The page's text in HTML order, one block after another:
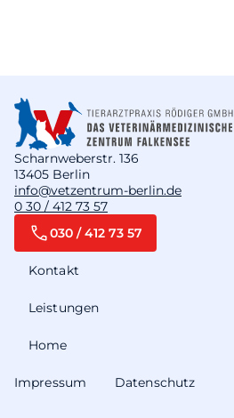
Scharnweberstr. 136
13405 Berlin
info@vetzentrum-berlin.de
0 30 / 412 73 57
Home
Leistungen
Kontakt
030 / 412 73 57
Impressum Datenschutz